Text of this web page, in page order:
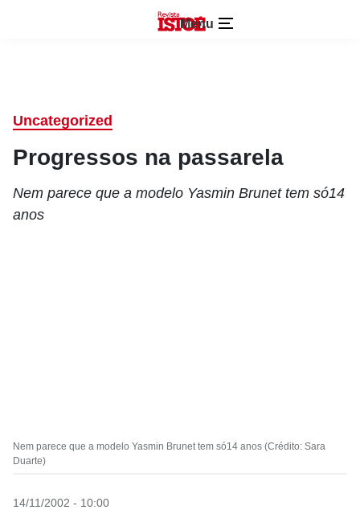
Menu
Uncategorized
Progressos na passarela
Nem parece que a modelo Yasmin Brunet tem só14
anos
Nem parece que a modelo Yasmin Brunet tem só14 anos (Crédito: Sara
Duarte)
14/11/2002 - 10:00